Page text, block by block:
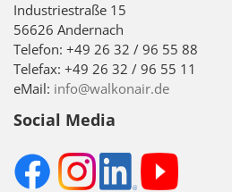
Industriestraße 15
56626 Andernach
Telefon: +49 26 32 / 96 55 88
Telefax: +49 26 32 / 96 55 11
eMail: info@walkonair.de
Social Media